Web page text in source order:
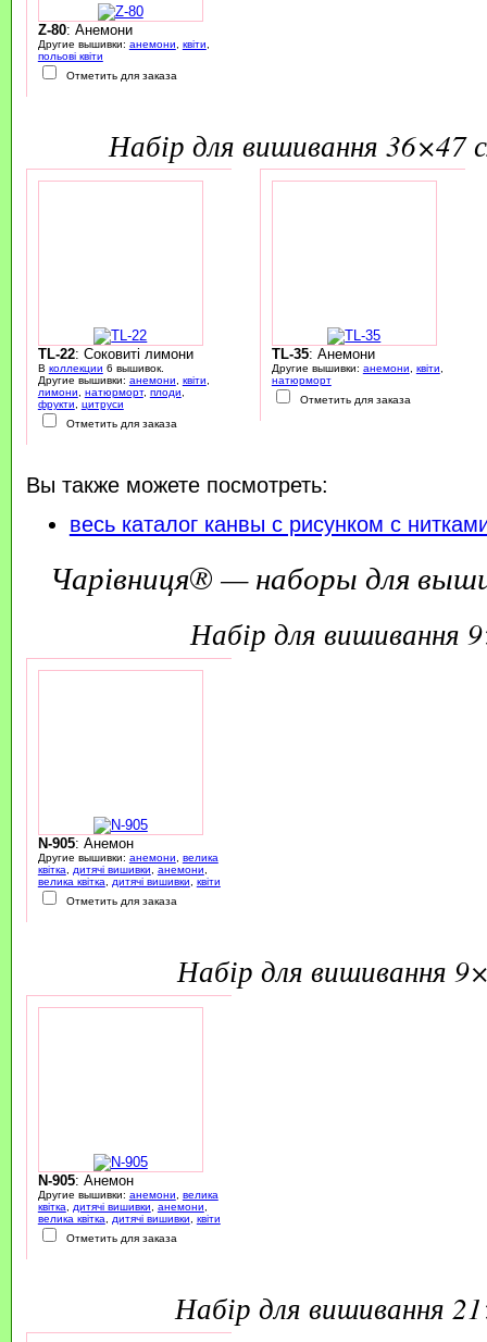
Z-80: Анемони
Другие вышивки: анемони квіти
польові квіти
Отметить для заказа
набір для вишивання
TL-22: Соковиті лимони
В коллекции 6 вышивок.
Другие вышивки: анемони, квіти,
лимони, натюрморт, плоди,
фрукти, цитруси
Отметить для заказа
TL-35: Анемони
Другие вышивки: анемони, квіти,
натюрморт
Отметить для заказа
Вы также можете посмотреть:
весь каталог канвы с рисунком с
Чарівниця® — наборы для
набір для вишивання
N-905: Анемон
Другие вышивки: анемони
велика
квітка
дитячі вишивки анемони
велика квітка
дитячі вишивки
квіти
Отметить для заказа
набір для вишивання
N-905: Анемон
Другие вышивки: анемони
велика
квітка
дитячі вишивки анемони
велика квітка
дитячі вишивки
квіти
Отметить для заказа
набір для вишивання